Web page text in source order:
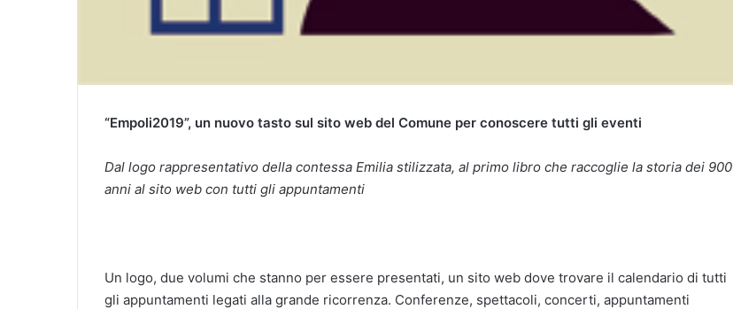
“Empoli2019”, un nuovo tasto sul sito web del Comune per conoscere tutti gli eventi
Dal logo rappresentativo della contessa Emilia stilizzata, al primo libro che raccoglie la storia dei 900
anni al sito web con tutti gli appuntamenti
Un logo, due volumi che stanno per essere presentati, un sito web dove trovare il calendario di tutti
gli appuntamenti legati alla grande ricorrenza. Conferenze, spettacoli, concerti, appuntamenti